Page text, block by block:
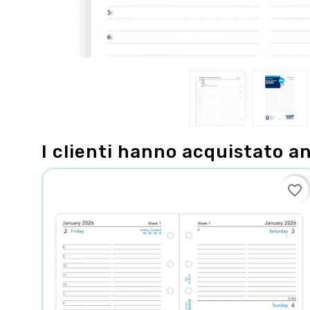
I clienti hanno acquistato
favorite_border